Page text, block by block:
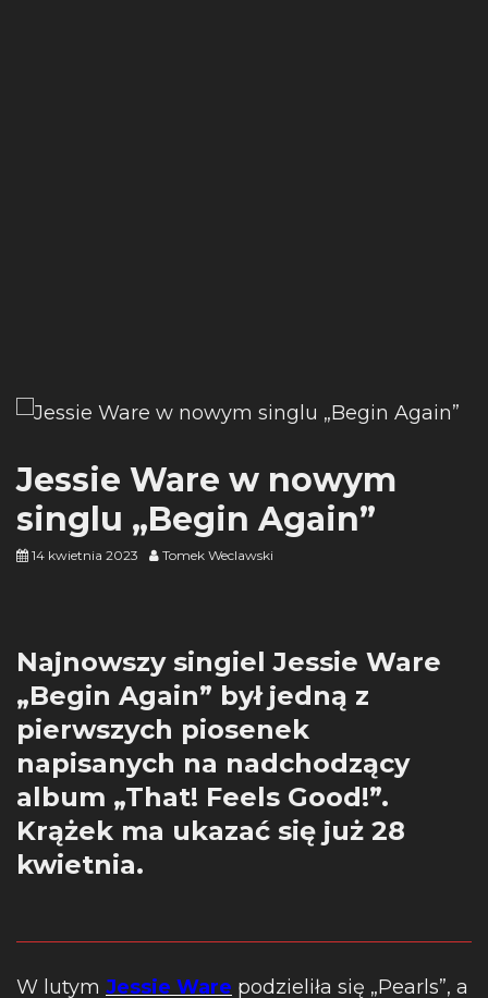
Jessie Ware w nowym
singlu „Begin Again”
14 kwietnia 2023 Tomek Weclawski
Najnowszy singiel Jessie Ware
„Begin Again” był jedną z
pierwszych piosenek
napisanych na nadchodzący
album „That! Feels Good!”.
Krążek ma ukazać się już 28
kwietnia.
W lutym Jessie Ware podzieliła się „Pearls”, a